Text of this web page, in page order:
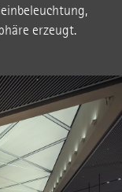
erzeugt.